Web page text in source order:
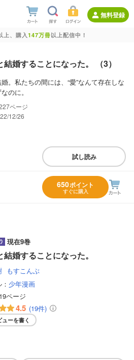
無料登録
上、購入147万冊以上配信中！
婚することになった。 （3）
。私たちの間には、“愛”なんて存在しな
のに。
12/26
試し読み
650ポイント
すぐに購入
現在9巻
婚することになった。
もすこんぶ
少年漫画
ページ
4.5 (19件)
ューを書く